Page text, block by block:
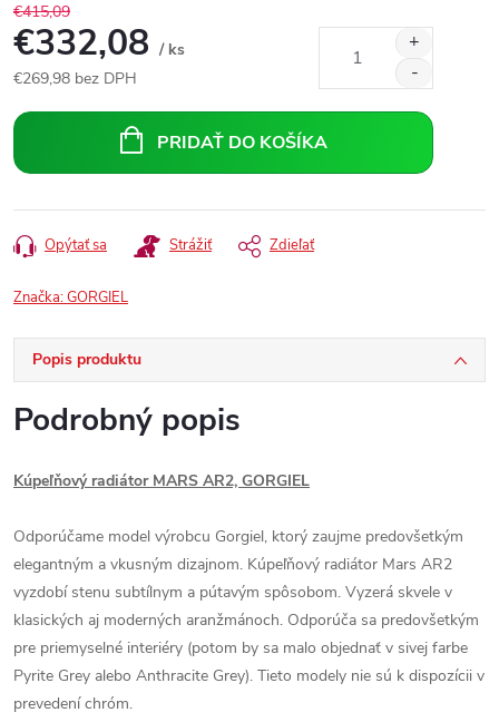
€415,09
€332,08 / ks
€269,98 bez DPH
cena:
PRIDAŤ DO KOŠÍKA
Opýtať sa Strážiť Zdieľať
Značka:GORGIEL
Popis produktu
Podrobný popis
Kúpeľňový radiátor MARS AR2, GORGIEL
Odporúčame model výrobcu Gorgiel, ktorý zaujme predovšetkým
elegantným a vkusným dizajnom. Kúpeľňový radiátor Mars AR2
vyzdobí stenu subtílnym a pútavým spôsobom. Vyzerá skvele v
klasických aj moderných aranžmánoch. Odporúča sa predovšetkým
pre priemyselné interiéry (potom by sa malo objednať v sivej farbe
Pyrite Grey alebo Anthracite Grey). Tieto modely nie sú k dispozícii v
prevedení chróm.